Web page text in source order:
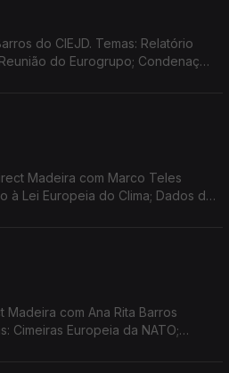
do CIEJD. Temas: Relatório
do Eurogrupo; Condenação
Madeira com Marco Teles
à Lei Europeia do Clima; Dados do
com Ana Rita Barros
Cimeiras Europeia da NATO;